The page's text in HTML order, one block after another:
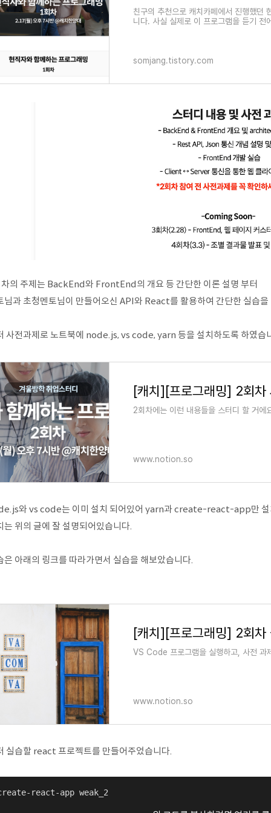
친구의 추천으로 캐치카페에서 진행했던
니다. 사실 실제로 이 프로그램을 듣기 전
somjang.tistory.com
의 주제는 BackEnd와 FrontEnd의 개요 등 간단한 이론 설명 부터
님과 초청멘토님이 만들어오신 API와 React를 활용하여 간단한 실습을
사전과제로 노트북에 node.js, vs code, yarn 등을 설치하도록 하였습
[캐치][프로그래밍] 2회차
2회차에는 이런 내용들을 스터디 할 거에
www.notion.so
와 vs code는 이미 설치 되어있어 yarn과 create-react-app만 설
는 위의 글에 잘 설명되어있습니다.
은 아래의 링크를 따라가면서 실습을 해보았습니다.
[캐치][프로그래밍] 2회차
VS Code 프로그램을 실행하고, 사전 과
www.notion.so
실습할 react 프로젝트를 만들어주었습니다.
react-app weak_2